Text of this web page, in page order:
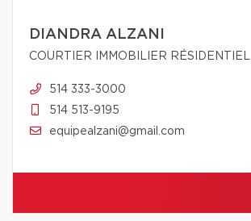
DIANDRA ALZANI
COURTIER IMMOBILIER RÉSIDENTIEL
514 333-3000
514 513-9195
equipealzani@gmail.com